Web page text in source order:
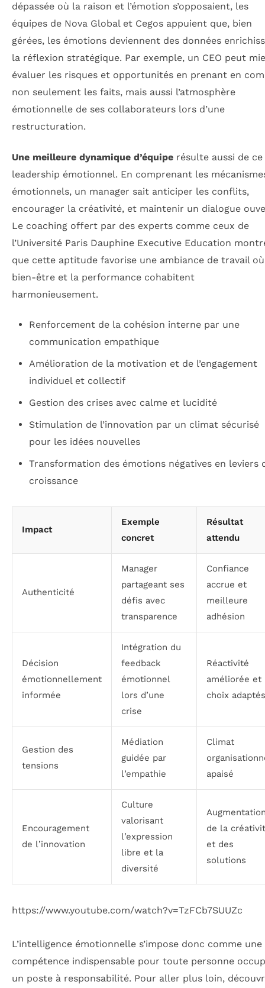
dépassée où la raison et l’émotion s’opposaient, les
équipes de Nova Global et Cegos appuient que, bien
gérées, les émotions deviennent des données
la réflexion stratégique. Par exemple, un CEO peut
évaluer les risques et opportunités en prenant en
non seulement les faits, mais aussi l’atmosphère
émotionnelle de ses collaborateurs lors d’une
restructuration.
Une meilleure dynamique d’équipe résulte aussi de ce
leadership émotionnel. En comprenant les
émotionnels, un manager sait anticiper les conflits,
encourager la créativité, et maintenir un dialogue
Le coaching offert par des experts comme ceux de
l’Université Paris Dauphine Executive Education
que cette aptitude favorise une ambiance de travail
bien-être et la performance cohabitent
harmonieusement.
Renforcement de la cohésion interne par une
communication empathique
Amélioration de la motivation et de l’engagement
individuel et collectif
Gestion des crises avec calme et lucidité
Stimulation de l’innovation par un climat sécurisé
pour les idées nouvelles
Transformation des émotions négatives en leviers
croissance
Impact
Exemple
concret
Résultat
attendu
Authenticité
Manager
partageant ses
défis avec
transparence
Confiance
accrue et
meilleure
adhésion
Décision
émotionnellement
informée
Intégration du
feedback
émotionnel
lors d’une
crise
Réactivité
améliorée et
choix adaptés
Gestion des
tensions
Médiation
guidée par
l’empathie
Climat
apaisé
Encouragement
de l’innovation
Culture
valorisant
l’expression
libre et la
diversité
de la
et des
solutions
https://www.youtube.com/watch?v=TzFCb7SUUZc
L’intelligence émotionnelle s’impose donc comme une
compétence indispensable pour toute personne
un poste à responsabilité. Pour aller plus loin,